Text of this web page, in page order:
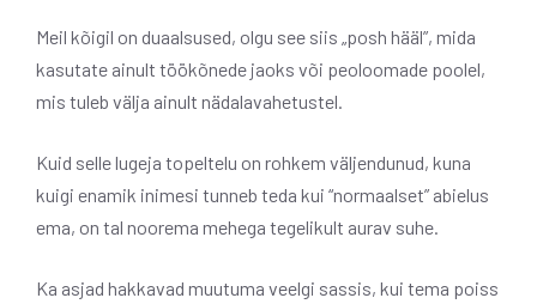
Meil kõigil on duaalsused, olgu see siis „posh hääl”, mida
kasutate ainult töökõnede jaoks või peoloomade poolel,
mis tuleb välja ainult nädalavahetustel.
Kuid selle lugeja topeltelu on rohkem väljendunud, kuna
kuigi enamik inimesi tunneb teda kui “normaalset” abielus
ema, on tal noorema mehega tegelikult aurav suhe.
Ka asjad hakkavad muutuma veelgi sassis, kui tema poiss